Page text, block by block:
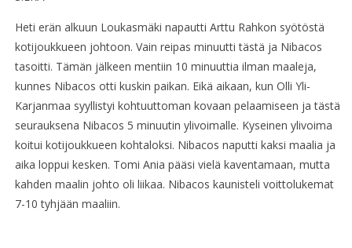
Heti erän alkuun Loukasmäki napautti Arttu Rahkon syötöstä
kotijoukkueen johtoon. Vain reipas minuutti tästä ja Nibacos
tasoitti. Tämän jälkeen mentiin 10 minuuttia ilman maaleja,
kunnes Nibacos otti kuskin paikan. Eikä aikaan, kun Olli Yli-
Karjanmaa syyllistyi kohtuuttoman kovaan pelaamiseen ja tästä
seurauksena Nibacos 5 minuutin ylivoimalle. Kyseinen ylivoima
koitui kotijoukkueen kohtaloksi. Nibacos naputti kaksi maalia ja
aika loppui kesken. Tomi Ania pääsi vielä kaventamaan, mutta
kahden maalin johto oli liikaa. Nibacos kaunisteli voittolukemat
7-10 tyhjään maaliin.